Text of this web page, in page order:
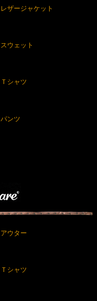
レザージャケット
スウェット
Ｔシャツ
パンツ
アウター
Ｔシャツ